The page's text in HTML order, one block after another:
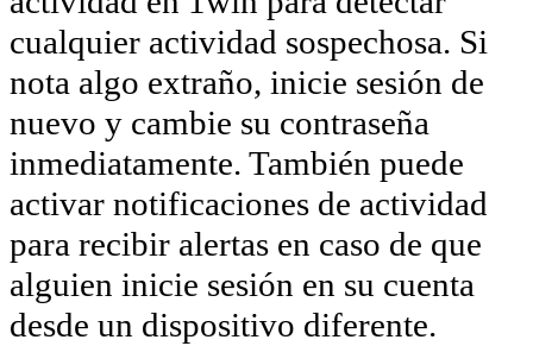
cualquier actividad sospechosa. Si
nota algo extraño, inicie sesión de
nuevo y cambie su contraseña
inmediatamente. También puede
activar notificaciones de actividad
para recibir alertas en caso de que
alguien inicie sesión en su cuenta
desde un dispositivo diferente.